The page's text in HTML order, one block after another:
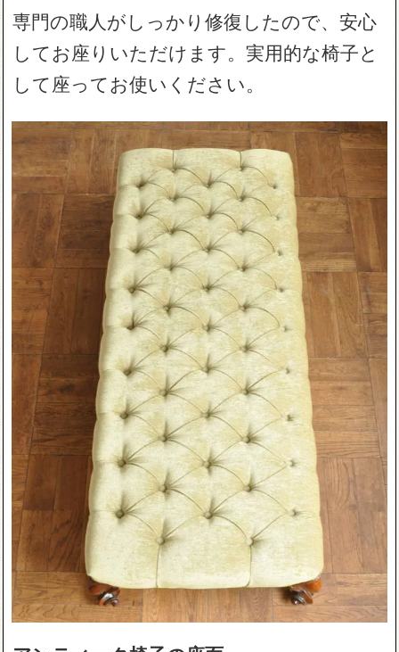
専門の職人がしっかり修復したので、安心
してお座りいただけます。実用的な椅子と
して座ってお使いください。